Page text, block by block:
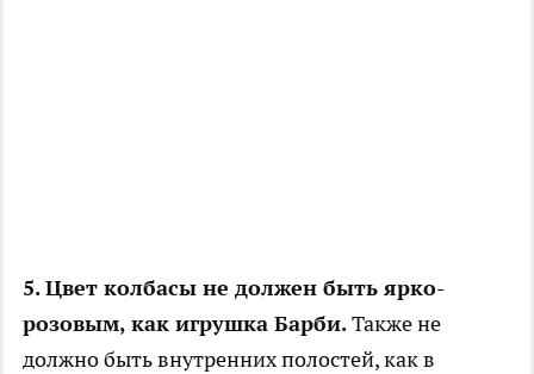
5. Цвет колбасы не должен быть ярко-
розовым, как игрушка Барби.Также не
должно быть внутренних полостей, как в